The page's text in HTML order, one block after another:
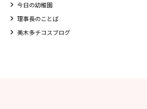
今日の幼稚園
理事長のことば
美木多チコスブログ